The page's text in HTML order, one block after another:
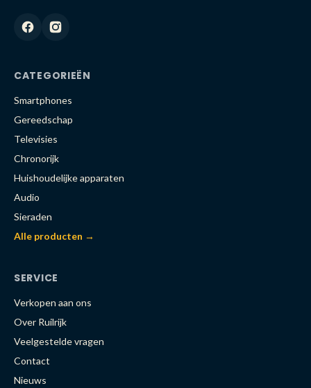
CATEGORIEËN
Smartphones
Gereedschap
Televisies
Chronorijk
Huishoudelijke apparaten
Audio
Sieraden
Alle producten →
SERVICE
Verkopen aan ons
Over Ruilrijk
Veelgestelde vragen
Contact
Nieuws